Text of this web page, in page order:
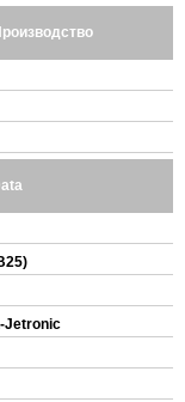
Jetronic